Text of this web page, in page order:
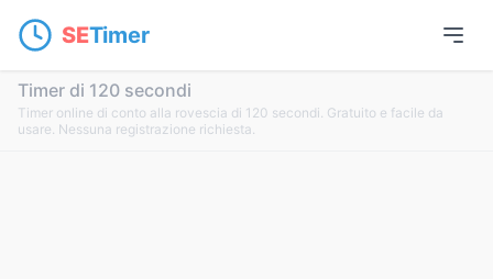
SETimer
Timer di 120 secondi
Timer online di conto alla rovescia di 120 secondi. Gratuito e facile da
usare. Nessuna registrazione richiesta.